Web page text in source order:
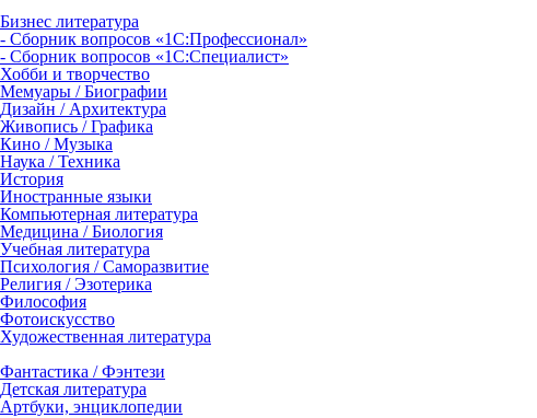
Бизнес литература
- Сборник вопросов «1С:Профессионал»
- Сборник вопросов «1С:Специалист»
Хобби и творчество
Мемуары / Биографии
Дизайн / Архитектура
Живопись / Графика
Кино / Музыка
Наука / Техника
История
Иностранные языки
Компьютерная литература
Медицина / Биология
Учебная литература
Психология / Саморазвитие
Религия / Эзотерика
Философия
Фотоискусство
Художественная литература
Фантастика / Фэнтези
Детская литература
Артбуки, энциклопедии